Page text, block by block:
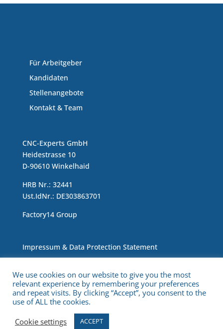
Für Arbeitgeber
Kandidaten
Stellenangebote
Kontakt & Team
CNC-Experts GmbH
Heidestrasse 10
D-90610 Winkelhaid
HRB Nr.: 32441
Ust.IdNr.: DE303863701
Factory14 Group
Impressum & Data Protection Statement
Copyright © 2021 CNC Experts. All Rights Reserved.
We use cookies on our website to give you the most
relevant experience by remembering your preferences
and repeat visits. By clicking “Accept”, you consent to the
use of ALL the cookies.
Cookie settings
ACCEPT